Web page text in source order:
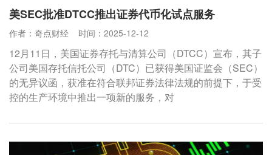
美SEC批准DTCC推出证券代币化试点服务
作者：奇点财经 时间：2025-12-12
12月11日，美国证券存托与清算公司（DTCC）宣布，其子
公司美国存托信托公司（DTC）已获得美国证监会（SEC）
的无异议函，获准在符合联邦证券法律法规的前提下，于受
控的生产环境中推出一项新的服务，对